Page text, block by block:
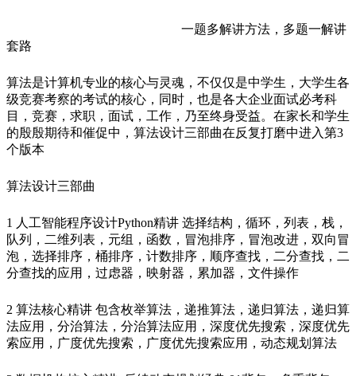
一题多解讲方法，多题一解讲
套路
算法是计算机专业的核心与灵魂，不仅仅是中学生，大学生各
级竞赛考察的考试的核心，同时，也是各大企业面试必考科
目，竞赛，求职，面试，工作，乃至终身受益。在家长和学生
的殷殷期待和催促中，算法设计三部曲在反复打磨中进入第3
个版本
算法设计三部曲
1 人工智能程序设计Python精讲 选择结构，循环，列表，栈，
队列，二维列表，元组，函数，冒泡排序，冒泡改进，双向冒
泡，选择排序，桶排序，计数排序，顺序查找，二分查找，二
分查找的应用，过虑器，映射器，累加器，文件操作
2 算法核心精讲 包含枚举算法，递推算法，递归算法，递归算
法应用，分治算法，分治算法应用，深度优先搜索，深度优先
索应用，广度优先搜索，广度优先搜索应用，动态规划算法